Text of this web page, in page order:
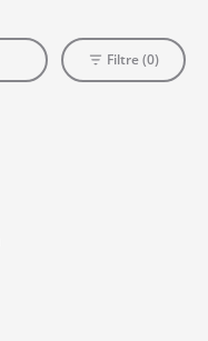
Filtre (0)